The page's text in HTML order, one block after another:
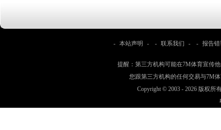
- 本站声明 - - 联系我们 - - 报告
提醒：第三方机构可能在7M体育宣传
您跟第三方机构的任何交易与7M
Copyright © 2003 - 2026 版权所